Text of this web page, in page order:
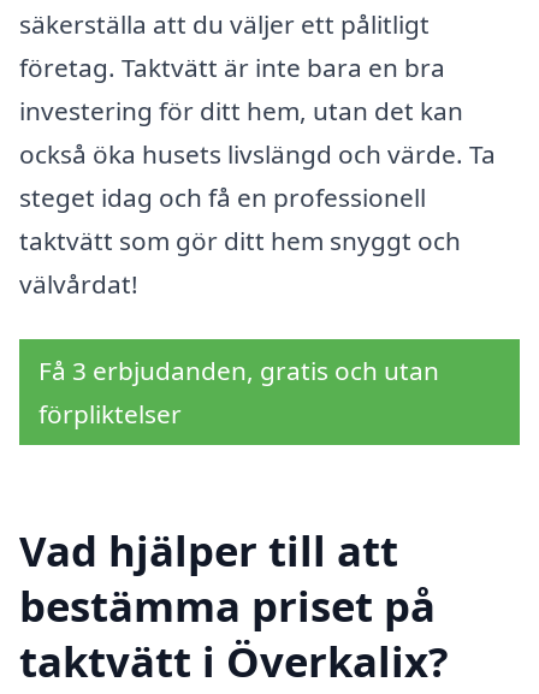
säkerställa att du väljer ett pålitligt
företag. Taktvätt är inte bara en bra
investering för ditt hem, utan det kan
också öka husets livslängd och värde. Ta
steget idag och få en professionell
taktvätt som gör ditt hem snyggt och
välvårdat!
Få 3 erbjudanden, gratis och utan
förpliktelser
Vad hjälper till att
bestämma priset på
taktvätt i Överkalix?